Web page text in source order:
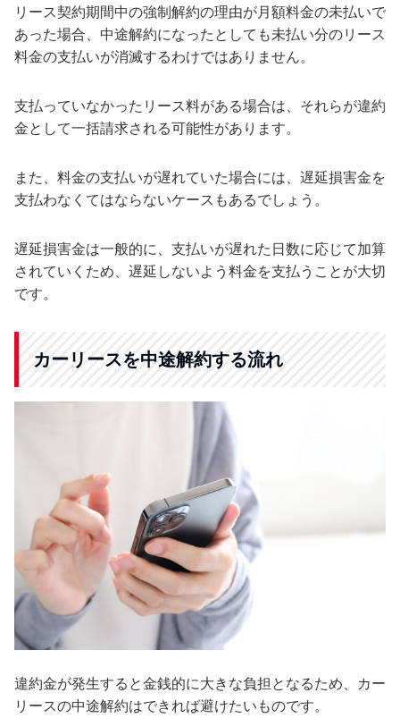
リース契約期間中の強制解約の理由が月額料金の未払いで
あった場合、中途解約になったとしても未払い分のリース
料金の支払いが消滅するわけではありません。
支払っていなかったリース料がある場合は、それらが違約
金として一括請求される可能性があります。
また、料金の支払いが遅れていた場合には、遅延損害金を
支払わなくてはならないケースもあるでしょう。
遅延損害金は一般的に、支払いが遅れた日数に応じて加算
されていくため、遅延しないよう料金を支払うことが大切
です。
カーリースを中途解約する流れ
違約金が発生すると金銭的に大きな負担となるため、カー
リースの中途解約はできれば避けたいものです。